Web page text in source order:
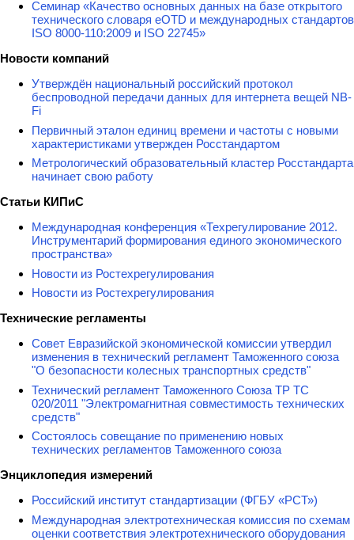
Семинар «Качество основных данных на базе открытого
технического словаря eOTD и международных стандартов
ISO 8000-110:2009 и ISO 22745»
Новости компаний
Утверждён национальный российский протокол
беспроводной передачи данных для интернета вещей NB-
Fi
Первичный эталон единиц времени и частоты с новыми
характеристиками утвержден Росстандартом
Метрологический образовательный кластер Росстандарта
начинает свою работу
Статьи КИПиС
Международная конференция «Техрегулирование 2012.
Инструментарий формирования единого экономического
пространства»
Новости из Ростехрегулирования
Новости из Ростехрегулирования
Технические регламенты
Совет Евразийской экономической комиссии утвердил
изменения в технический регламент Таможенного союза
"О безопасности колесных транспортных средств"
Технический регламент Таможенного Союза ТР ТС
020/2011 "Электромагнитная совместимость технических
средств"
Состоялось совещание по применению новых
технических регламентов Таможенного союза
Энциклопедия измерений
Российский институт стандартизации (ФГБУ «РСТ»)
Международная электротехническая комиссия по схемам
оценки соответствия электротехнического оборудования